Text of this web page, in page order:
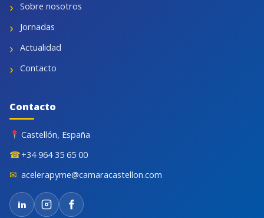
Sobre nosotros
Jornadas
Actualidad
Contacto
Contacto
Castellón, España
☎+34 964 35 65 00
✉ acelerapyme@camaracastellon.com
in